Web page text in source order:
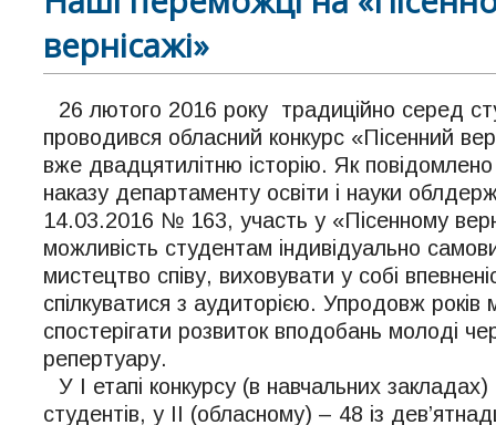
вернісажі»
26 лютого 2016 року традиційно серед
проводився обласний конкурс «Пісенний
вже двадцятилітню історію. Як
наказу департаменту освіти і науки
14.03.2016 № 163, участь у «Пісенному
можливість студентам індивідуально
мистецтво співу, виховувати у собі
спілкуватися з аудиторією. Упродовж
спостерігати розвиток вподобань молоді
репертуару.
У І етапі конкурсу (в навчальних
студентів, у II (обласному) – 48 із